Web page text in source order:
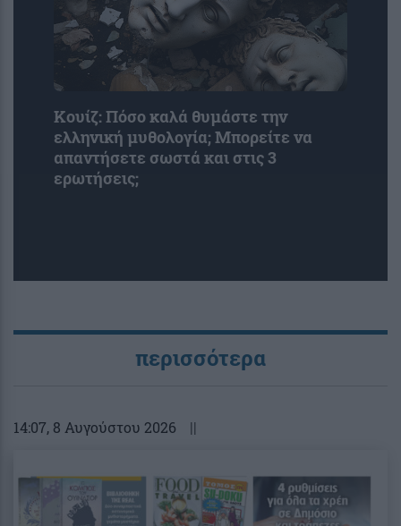
Κουίζ: Πόσο καλά θυμάστε την
ελληνική μυθολογία; Μπορείτε να
απαντήσετε σωστά και στις 3
ερωτήσεις;
περισσότερα
14:07, 8 Αυγούστου 2026 ||